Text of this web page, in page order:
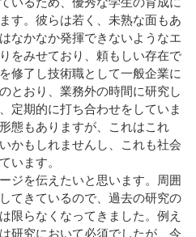
す。彼らは若く、未熟な面もあ
なかなか発揮できないようなエ
をみせており、頼もしい存在で
修了し技術職として一般企業に
とおり、業務外の時間に研究し
定期的に打ち合わせをしていま
態もありますが、これはこれ
かもしれませんし、これも社会
います。
ジを伝えたいと思います。周囲
てきているので、過去の研究の
限らなくなってきました。例え
研究において必須でしたが、今